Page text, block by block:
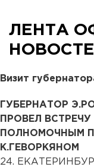
ЛЕНТА
Визит
ГУБЕРНАТОР
ПРОВЕЛ
ПОЛНОМОЧНЫМ
К.ГЕВОРКЯНОМ
24.